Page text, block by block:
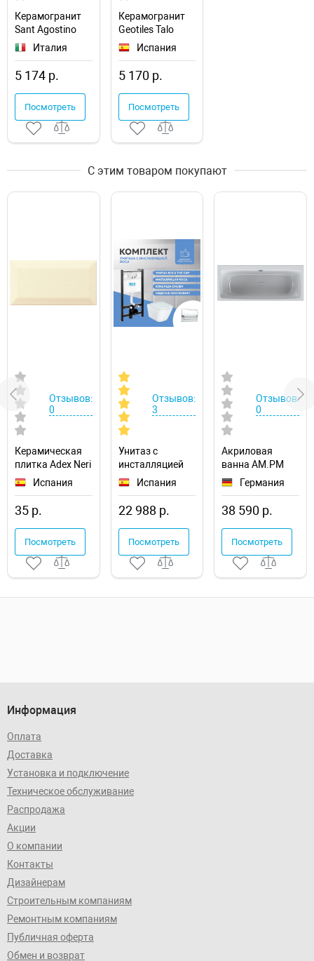
Керамогранит
Sant Agostino
Duo Back
00151676
Италия
5 174 р.
Посмотреть
Керамогранит
Geotiles Talo
Taupe 78901646
Испания
5 170 р.
Посмотреть
С этим товаром покупают
Отзывов:
0
Керамическая
плитка Adex Neri
Biselado PB
ADNE2018
настенная
Испания
35 р.
Посмотреть
Отзывов:
3
Унитаз с
инсталляцией
Roca The Gap
Испания
22 988 р.
Посмотреть
Отзывов:
0
Акриловая
ванна AM.PM
Func 170х70
W84A-170-070W-
A
Германия
38 590 р.
Посмотреть
Информация
Оплата
Доставка
Установка и подключение
Техническое обслуживание
Распродажа
Акции
О компании
Контакты
Дизайнерам
Строительным компаниям
Ремонтным компаниям
Публичная оферта
Обмен и возврат